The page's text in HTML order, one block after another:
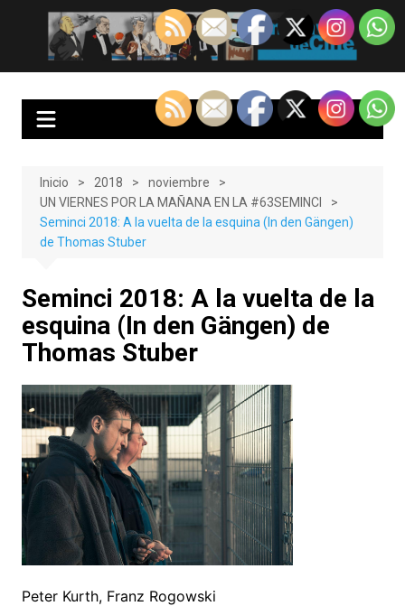
contenido
EnClave de Cine
Crítica cinematográfica y audiovisual. Punto de encuentro para los
Inicio 2018
noviembre
UN VIERNES POR LA MAÑANA EN LA #63SEMINCI
Seminci 2018: A la vuelta de la esquina (In den Gängen)
de Thomas Stuber
Seminci 2018: A la vuelta de la
esquina (In den Gängen) de
Thomas Stuber
Peter Kurth, Franz Rogowski